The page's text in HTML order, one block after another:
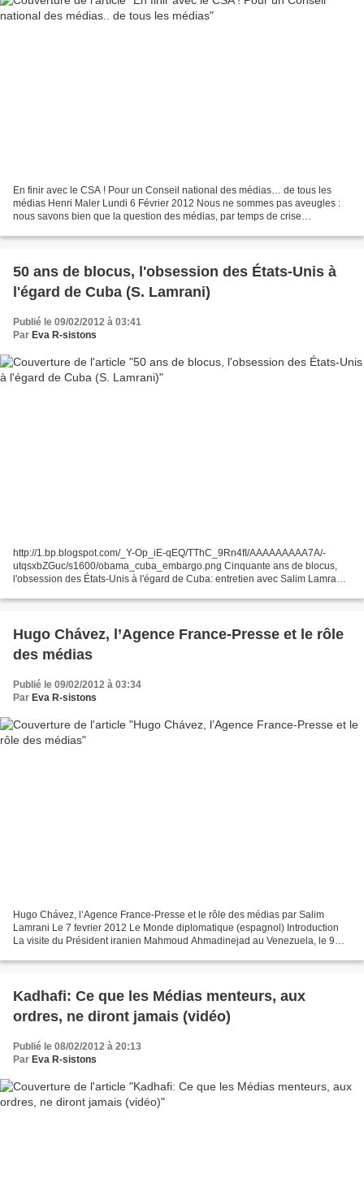
En finir avec le CSA ! Pour un Conseil national des médias… de tous les
médias Henri Maler Lundi 6 Février 2012 Nous ne sommes pas aveugles :
nous savons bien que la question des médias, par temps de crise
50 ans de blocus, l'obsession des États-Unis à
l'égard de Cuba (S. Lamrani)
Publié le 09/02/2012 à 03:41
Par Eva R-sistons
http://1.bp.blogspot.com/_Y-Op_iE-qEQ/TThC_9Rn4fI/AAAAAAAAA7A/-
utqsxbZGuc/s1600/obama_cuba_embargo.png Cinquante ans de blocus,
l'obsession des États-Unis à l'égard de Cuba: entretien avec Salim Lamrani,
Hugo Chávez, l’Agence France-Presse et le rôle
des médias
Publié le 09/02/2012 à 03:34
Par Eva R-sistons
Hugo Chávez, l’Agence France-Presse et le rôle des médias par Salim
Lamrani Le 7 fevrier 2012 Le Monde diplomatique (espagnol) Introduction
La visite du Président iranien Mahmoud Ahmadinejad au Venezuela, le 9
Kadhafi: Ce que les Médias menteurs, aux
ordres, ne diront jamais (vidéo)
Publié le 08/02/2012 à 20:13
Par Eva R-sistons